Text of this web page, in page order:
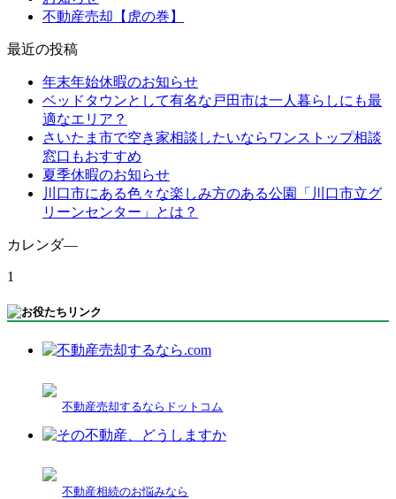
不動産売却【虎の巻】
最近の投稿
年末年始休暇のお知らせ
ベッドタウンとして有名な戸田市は一人暮らしにも最
適なエリア？
さいたま市で空き家相談したいならワンストップ相談
窓口もおすすめ
夏季休暇のお知らせ
川口市にある色々な楽しみ方のある公園「川口市立グ
リーンセンター」とは？
カレンダ―
1
不動産売却するならドットコム
不動産相続のお悩みなら